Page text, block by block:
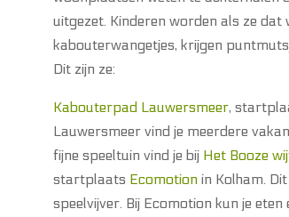
uitgezet. Kinderen worden als ze dat
kabouterwangetjes, krijgen
Dit zijn ze:
Kabouterpad Lauwersmeer,
Lauwersmeer vind je meerdere
fijne speeltuin vind je bij Het Booze
startplaats Ecomotion in Kolham.
speelvijver. Bij Ecomotion kun je